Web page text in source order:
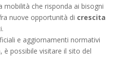
mobilità che risponda ai bisogni
nuove opportunità di crescita
e aggiornamenti normativi
è possibile visitare il sito del